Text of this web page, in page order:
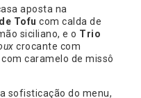
aposta na
Tofu com calda de
siciliano, e o Trio
crocante com
caramelo de missô
sofisticação do menu,